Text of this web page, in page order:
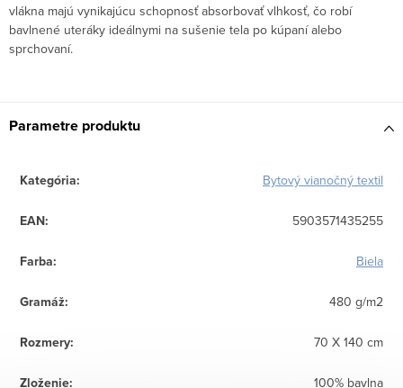
vlákna majú vynikajúcu schopnosť absorbovať vlhkosť, čo robí
bavlnené uteráky ideálnymi na sušenie tela po kúpaní alebo
sprchovaní.
Parametre produktu
Kategória: Bytový vianočný textil
EAN: 5903571435255
Farba: Biela
Gramáž: 480 g/m2
Rozmery: 70 X 140 cm
Zloženie: 100% bavlna